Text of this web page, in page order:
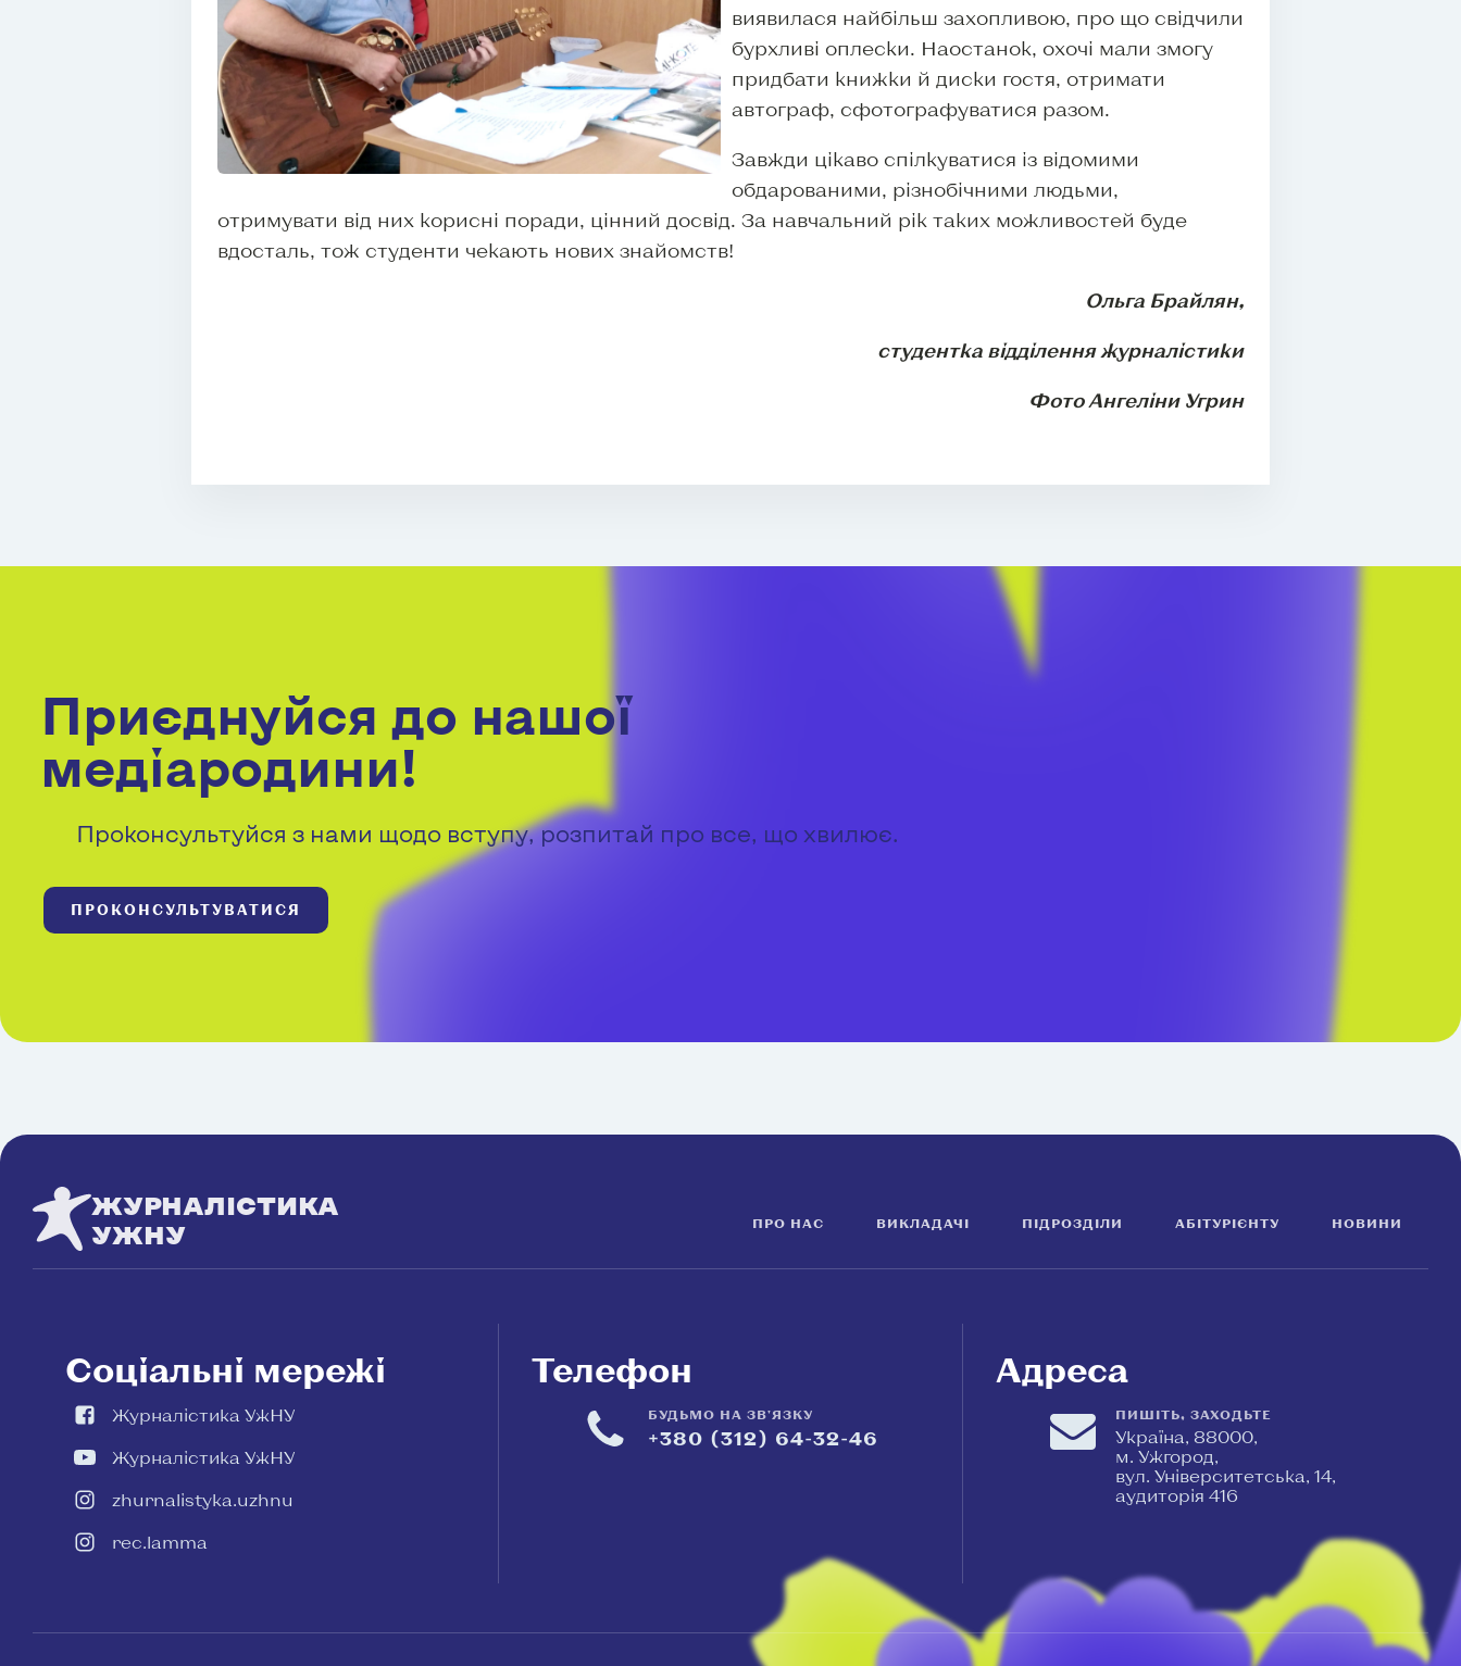
виявилася найбільш захопливою, про що свідчили
бурхливі оплески. Наостанок, охочі мали змогу
придбати книжки й диски гостя, отримати
автограф, сфотографуватися разом.
Завжди цікаво спілкуватися із відомими
обдарованими, різнобічними людьми,
отримувати від них корисні поради, цінний досвід. За навчальний рік таких можливостей буде
вдосталь, тож студенти чекають нових знайомств!
Ольга Брайлян,
студентка відділення журналістики
Фото Ангеліни Угрин
Приєднуйся до нашої
медіародини!
Проконсультуйся з нами щодо вступу, розпитай про все, що хвилює.
ПРОКОНСУЛЬТУВАТИСЯ
ЖУРНАЛІСТИКА
УЖНУ
ПРО НАС ВИКЛАДАЧІ ПІДРОЗДІЛИ АБІТУРІЄНТУ НОВИНИ
Соціальні мережі
Журналістика УжНУ
Журналістика УжНУ
zhurnalistyka.uzhnu
rec.lamma
Телефон
БУДЬМО НА ЗВ'ЯЗКУ
+380 (312) 64-32-46
Адреса
ПИШІТЬ, ЗАХОДЬТЕ
Україна, 88000,
м. Ужгород,
вул. Університетська, 14,
аудиторія 416